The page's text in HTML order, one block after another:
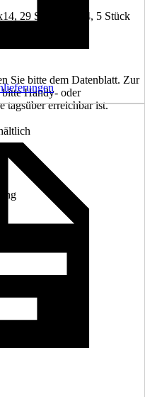
29 Stück 14x14, 5 Stück
Sie bitte dem Datenblatt. Zur
Handy- oder
tagsüber erreichbar ist.
befahrbar